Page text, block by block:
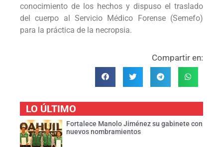
conocimiento de los hechos y dispuso el traslado
del cuerpo al Servicio Médico Forense (Semefo)
para la práctica de la necropsia.
Compartir en:
LO ÚLTIMO
Fortalece Manolo Jiménez su gabinete con
nuevos nombramientos